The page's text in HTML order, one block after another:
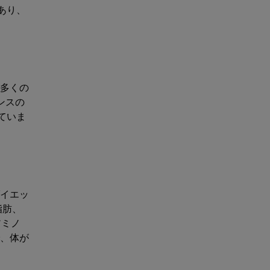
、
くの
スの
いま
エッ
、
ノ
体が